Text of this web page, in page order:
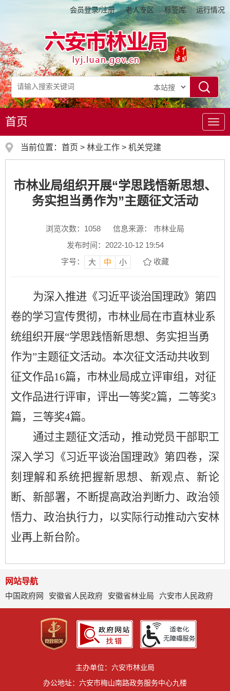
会员登录/注册 老人专区 标签库 运行情况
导
航
首页
当前位置： 首页 > 林业工作 > 机关党建
市林业局组织开展“学思践悟新思想、
务实担当勇作为”主题征文活动
浏览次数： 1058
信息来源： 市林业局
发布时间：2022-10-12 19:54
字号：
大 中 小 收藏
为深入推进《习近平谈治国理政》第四
卷的学习宣传贯彻，市林业局在市直林业系
统组织开展“学思践悟新思想、务实担当勇
作为”主题征文活动。 本次征文活动共收到
征文作品16篇，市林业局成立评审组，对征
文作品进行评审，评出一等奖2篇，二等奖3
篇，三等奖4篇。
通过主题征文活动，推动党员干部职工
深入学习《习近平谈治国理政》第四卷， 深
刻理解和系统把握新思想、新观点、新论
断、新部署， 不断提高政治判断力、政治领
悟力、政治执行力，以实际行动推动六安林
业再上新台阶。
网站导航
中国政府网
安徽省人民政府 安徽省林业局 六安市人民政府
主办单位：六安市林业局
办公地址：六安市梅山南路政务服务中心九楼